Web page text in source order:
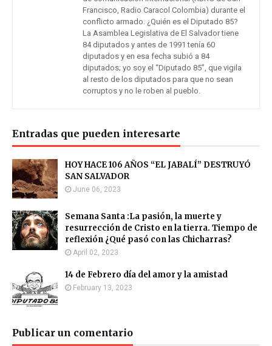
Francisco, Radio Caracol Colombia) durante el
conflicto armado. ¿Quién es el Diputado 85?
La Asamblea Legislativa de El Salvador tiene
84 diputados y antes de 1991 tenía 60
diputados y en esa fecha subió a 84
diputados; yo soy el “Diputado 85”, que vigila
al resto de los diputados para que no sean
corruptos y no le roben al pueblo.
Entradas que pueden interesarte
HOY HACE 106 AÑOS “EL JABALÍ” DESTRUYÓ
SAN SALVADOR
June 06, 2023
Semana Santa :La pasión, la muerte y
resurrección de Cristo en la tierra. Tiempo de
reflexión ¿Qué pasó con las Chicharras?
April 02, 2023
14 de Febrero día del amor y la amistad
February 13, 2023
Publicar un comentario